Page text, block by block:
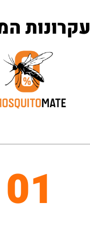
עקרונות
01